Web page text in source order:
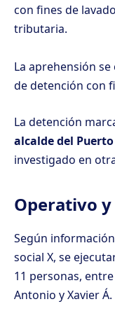
con fines de
tributaria.
La aprehensión
de detención con
La detención
alcalde del
investigado en
Operativo
Según
social X, se
11 personas,
Antonio y Xavier Á.